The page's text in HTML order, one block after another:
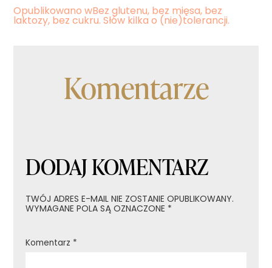
Nawigacja
Opublikowano wBez glutenu, bez mięsa, bez
laktozy, bez cukru. Słów kilka o (nie)tolerancji.
Komentarze
DODAJ KOMENTARZ
TWÓJ ADRES E-MAIL NIE ZOSTANIE OPUBLIKOWANY.
WYMAGANE POLA SĄ OZNACZONE *
Komentarz *